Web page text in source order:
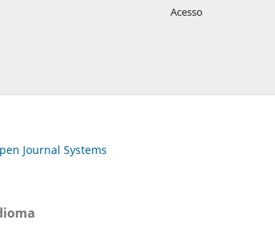
Acesso
Journal Systems